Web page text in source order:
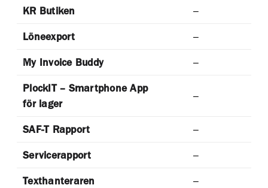
KR Butiken –
Löneexport –
My Invoice Buddy –
PlockIT – Smartphone App
för lager
–
SAF-T Rapport –
Servicerapport –
Texthanteraren –